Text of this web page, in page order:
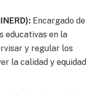
Encargado de
educativas en la
y regular los
la calidad y equidad